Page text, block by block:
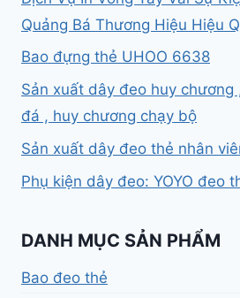
Quảng Bá Thương Hiệu Hiệu
Bao đựng thẻ UHOO 6638
Sản xuất dây đeo huy chương
đá , huy chương chạy bộ
Sản xuất dây đeo thẻ nhân
Phụ kiện dây đeo: YOYO đeo
DANH MỤC SẢN PHẨM
Bao đeo thẻ